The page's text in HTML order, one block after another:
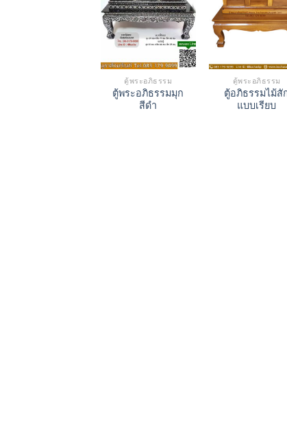
ตู้พระอภิธรรม
ตู้พระอภิธรรมมุก
สีดำ
ตู้พระอภิธรรม
ตู้อภิธรรมไม้สั
แบบเรียบ